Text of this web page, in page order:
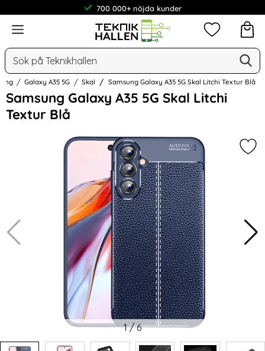
700 000+ nöjda kunder
Meny
Sök
Mina
Galaxy A35 5G Skal Samsung Galaxy A35 5G Skal Litchi Textur Blå
Samsung Galaxy A35 5G Skal Litchi
Textur Blå
Hoppa
över
Bilder
1/6